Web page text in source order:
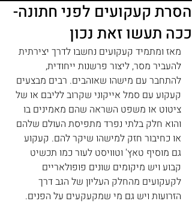
הסרת קעקועים לפני חתונה-
ככה תעשו זאת נכון
מאז ומתמיד קעקועים נחשבו לדרך יצירתית
להעביר מסר, ליצור פרשנות ייחודית,
להתחבר עם מישהו שאוהבים. רבים מבצעים
קעקוע עם סמל אייקוני שקרוב לליבם או של
ציטוט או משפט השראה שהם מאמינים בו
והוא חלק בלתי נפרד מתפיסת העולם שלהם
או כחיבור חזק למישהו שיקר להם. קעקוע
גם מוסיף טאץ' וטוויסט לעור כמו תכשיט
קבוע ויש מיקומים שונים פופולאריים
לקעקועים מהחלק העליון של הגב דרך
הזרועות ויש גם מי שמקעקעים על הפנים.